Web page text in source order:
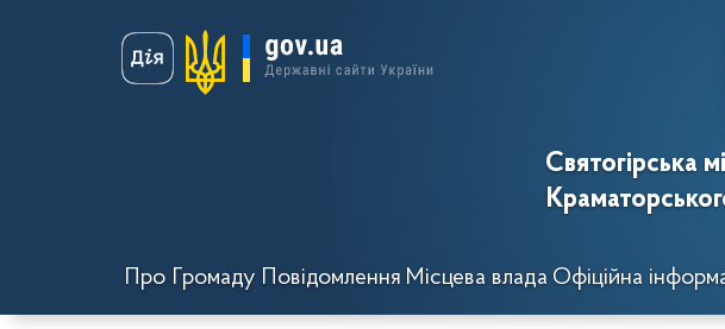
Святогірська
Про Громаду Повідомлення Місцева влада Офіційна